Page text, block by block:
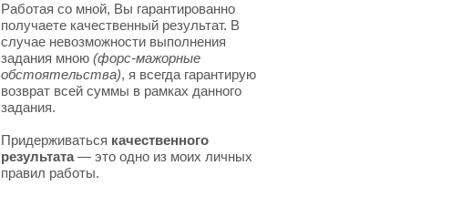
Работая со мной, Вы гарантированно
получаете качественный результат. В
случае невозможности выполнения
задания мною(форс-мажорные
обстоятельства), я всегда гарантирую
возврат всей суммы в рамках данного
задания.
Придерживаться качественного
результата— это одно из моих личных
правил работы.